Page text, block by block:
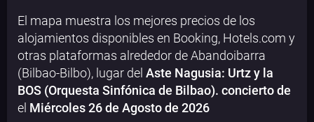
El mapa muestra los mejores precios de los
alojamientos disponibles en Booking, Hotels.com y
otras plataformas alrededor de Abandoibarra
(Bilbao-Bilbo), lugar del Aste Nagusia: Urtz y la
BOS (Orquesta Sinfónica de Bilbao). concierto de
el Miércoles 26 de Agosto de 2026